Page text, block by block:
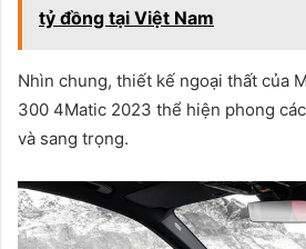
tỷ đồng tại Việt Nam
Nhìn chung, thiết kế ngoại thất của
300 4Matic 2023 thể hiện phong
và sang trọng.